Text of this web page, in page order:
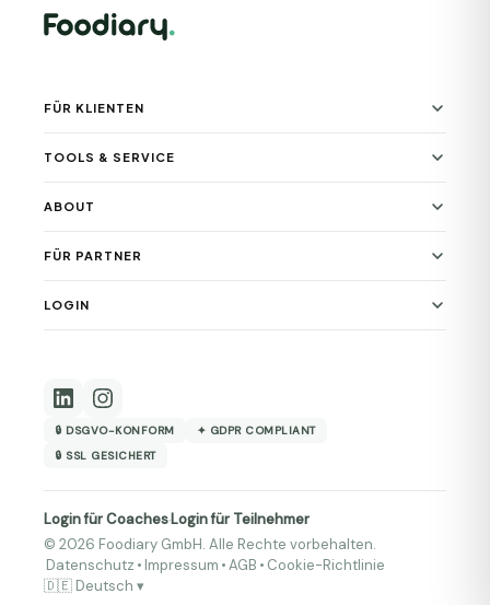
FÜR KLIENTEN
TOOLS & SERVICE
ABOUT
FÜR PARTNER
LOGIN
🔒 DSGVO-KONFORM
✦ GDPR COMPLIANT
🔒 SSL GESICHERT
Login für Coaches·Login für Teilnehmer
© 2026 Foodiary GmbH. Alle Rechte vorbehalten.
Datenschutz • Impressum •AGB • Cookie-Richtlinie
🇩🇪 Deutsch ▾